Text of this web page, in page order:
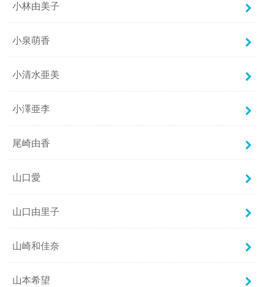
小林由美子
小泉萌香
小清水亜美
小澤亜李
尾崎由香
山口愛
山口由里子
山崎和佳奈
山本希望